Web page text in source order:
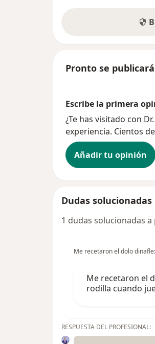
Pronto se
Escribe la primera
¿Te has visitado con
experiencia. Cientos
Añadir tu opinión
Dudas solucionadas
1 dudas solucionadas
Me recetaron el dolo
Me recetaron el
rodilla cuando
RESPUESTA DEL PROFESIONAL: